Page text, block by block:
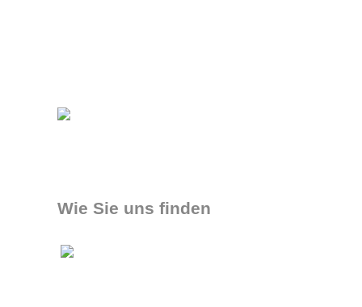
Wie Sie uns finden